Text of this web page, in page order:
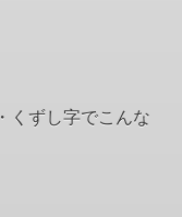
くずし字でこんな